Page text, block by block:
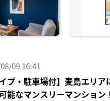
09 16:41
プ・駐車場付】麦島エリ
能なマンスリーマンション